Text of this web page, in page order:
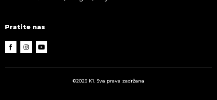
Pratite nas
©2026 K1. Sva prava zadržana